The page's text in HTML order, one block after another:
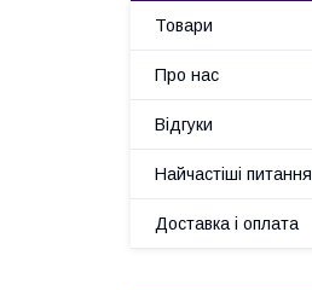
Товари
Про нас
Відгуки
Найчастіші питання
Доставка і оплата